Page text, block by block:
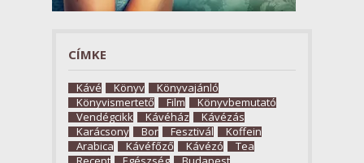
CÍMKE
Kávé Könyv
Könyvajánló
Könyvismertető
Film
Könyvbemutató
Vendégcikk
Kávéház
Kávézás
Karácsony
Bor Fesztivál
Koffein
Arabica
Kávéfőző Kávézó
Tea